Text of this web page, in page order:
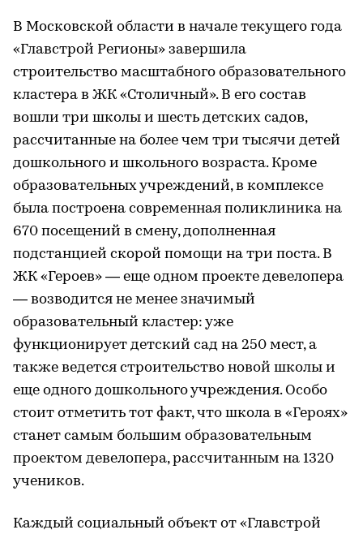
В Московской области в начале текущего года
«Главстрой Регионы» завершила
строительство масштабного образовательного
кластера в ЖК «Столичный». В его состав
вошли три школы и шесть детских садов,
рассчитанные на более чем три тысячи детей
дошкольного и школьного возраста. Кроме
образовательных учреждений, в комплексе
была построена современная поликлиника на
670 посещений в смену, дополненная
подстанцией скорой помощи на три поста. В
ЖК «Героев» — еще одном проекте девелопера
— возводится не менее значимый
образовательный кластер: уже
функционирует детский сад на 250 мест, а
также ведется строительство новой школы и
еще одного дошкольного учреждения. Особо
стоит отметить тот факт, что школа в «Героях»
станет самым большим образовательным
проектом девелопера, рассчитанным на 1320
учеников.
Каждый социальный объект от «Главстрой